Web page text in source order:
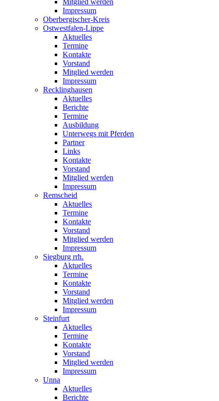
Mitglied werden
Impressum
Oberbergischer-Kreis
Ostwestfalen-Lippe
Aktuelles
Termine
Kontakte
Vorstand
Mitglied werden
Impressum
Recklinghausen
Aktuelles
Berichte
Termine
Ausbildung
Unterwegs mit Pferden
Partner
Links
Kontakte
Vorstand
Mitglied werden
Impressum
Remscheid
Aktuelles
Termine
Kontakte
Vorstand
Mitglied werden
Impressum
Siegburg rrh.
Aktuelles
Termine
Kontakte
Vorstand
Mitglied werden
Impressum
Steinfurt
Aktuelles
Termine
Kontakte
Vorstand
Mitglied werden
Impressum
Unna
Aktuelles
Berichte